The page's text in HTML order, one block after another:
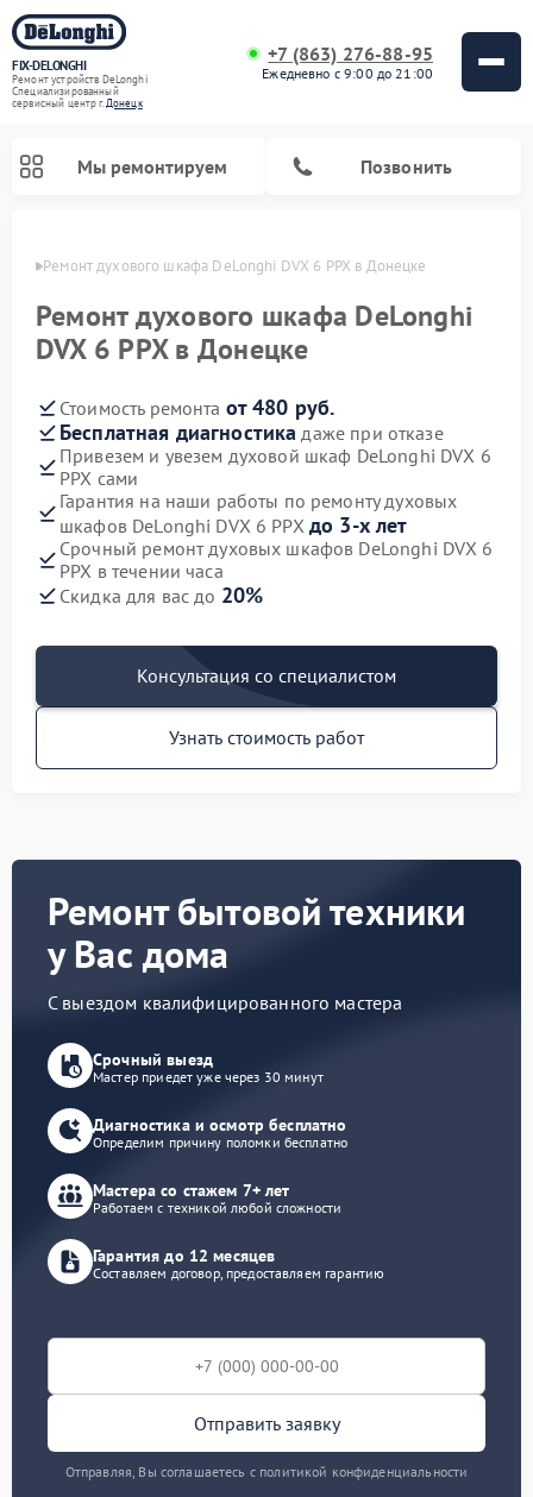
FIX-DELONGHI
Ремонт устройств DeLonghi
Специализированный
cервисный центр г.Донецк
+7 (863) 276-88-95
Ежедневно с 9:00 до 21:00
Мы ремонтируем Позвонить
Ремонт духового шкафа DeLonghi DVX 6 PPX в Донецке
Ремонт духового шкафа DeLonghi
DVX 6 PPX в Донецке
Стоимость ремонта от 480 руб.
Бесплатная диагностика даже при отказе
Привезем и увезем духовой шкаф DeLonghi DVX 6
PPX сами
Гарантия на наши работы по ремонту духовых
шкафов DeLonghi DVX 6 PPX до 3-х лет
Срочный ремонт духовых шкафов DeLonghi DVX 6
PPX в течении часа
Скидка для вас до 20%
Консультация со специалистом
Узнать стоимость работ
Ремонт бытовой техники
у Вас дома
С выездом квалифицированного мастера
Срочный выезд
Мастер приедет уже через 30 минут
Диагностика и осмотр бесплатно
Определим причину поломки бесплатно
Мастера со стажем 7+ лет
Работаем с техникой любой сложности
Гарантия до 12 месяцев
Составляем договор, предоставляем гарантию
Отправить заявку
Отправляя, Вы соглашаетесь с политикой конфиденциальности